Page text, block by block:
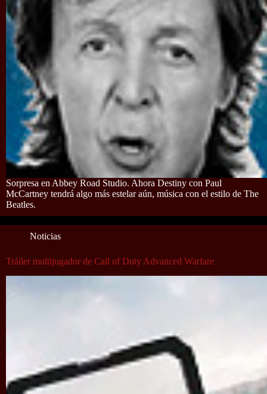
Sorpresa en Abbey Road Studio. Ahora Destiny con Paul
McCartney tendrá algo más estelar aún, música con el estilo de The
Beatles.
Noticias
Tráiler multijugador de Call of Duty Advanced Warfare